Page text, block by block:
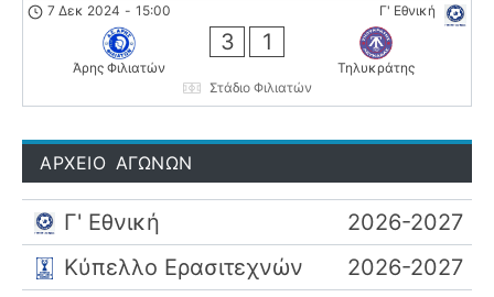
Γ' Εθνική
7 Δεκ 2024 - 15:00
Άρης Φιλιατών
3 1
Τηλυκράτης
Στάδιο Φιλιατών
ΑΡΧΕΙΟ ΑΓΩΝΩΝ
Γ' Εθνική
2026-2027
Κύπελλο Ερασιτεχνών
2026-2027